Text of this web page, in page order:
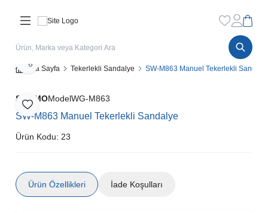
Favorilerim
Hesabım
Ana Sayfa Tekerlekli Sandalye SW-M863 Manuel Tekerlekli
Favoriye Ekle
Paylaş
SWEMOModelWG-M863
SW-M863 Manuel Tekerlekli Sandalye
Ürün Kodu: 23
Ürün Özellikleri İade Koşulları